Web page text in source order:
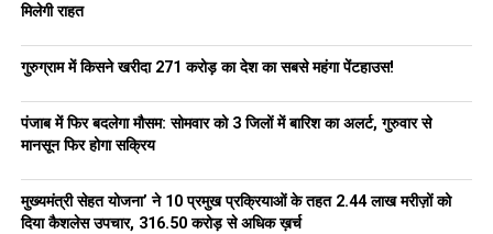
मिलेगी राहत
गुरुग्राम में किसने खरीदा ₹271 करोड़ का देश का सबसे महंगा पेंटहाउस!
पंजाब में फिर बदलेगा मौसम: सोमवार को 3 जिलों में बारिश का अलर्ट, गुरुवार से
मानसून फिर होगा सक्रिय
मुख्यमंत्री सेहत योजना’ ने 10 प्रमुख प्रक्रियाओं के तहत 2.44 लाख मरीज़ों को
दिया कैशलेस उपचार, ₹316.50 करोड़ से अधिक ख़र्च